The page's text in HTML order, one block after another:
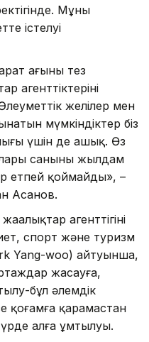
Мұның
істелуі
ағыны тез
агенттіктерінің
желілер мен
мүмкіндіктер біз
үшін де ашық. Өз
санының жылдам
етпей қоймайды», –
Асанов.
агенттігінің
спорт және туризм
Yang-woo) айтуынша,
жасауға,
бұл әлемдік
қоғамға қарамастан
алға ұмтылуы.